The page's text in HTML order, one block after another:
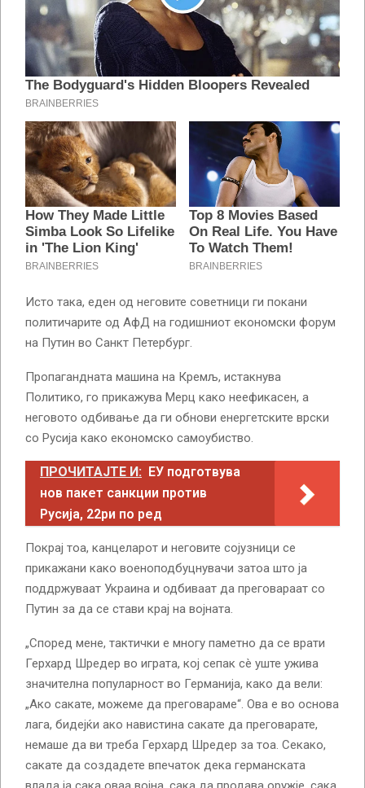
Исто така, еден од неговите советници ги покани
политичарите од АфД на годишниот економски форум
на Путин во Санкт Петербург.
Пропагандната машина на Кремљ, истакнува
Политико, го прикажува Мерц како неефикасен, а
неговото одбивање да ги обнови енергетските врски
со Русија како економско самоубиство.
ПРОЧИТАЈТЕ И:
ЕУ подготвува
нов пакет санкции против
Русија, 22ри по ред
Покрај тоа, канцеларот и неговите сојузници се
прикажани како военоподбуцнувачи затоа што ја
поддржуваат Украина и одбиваат да преговараат со
Путин за да се стави крај на војната.
„Според мене, тактички е многу паметно да се врати
Герхард Шредер во играта, кој сепак сè уште ужива
значителна популарност во Германија, како да вели:
„Ако сакате, можеме да преговараме“. Ова е во основа
лага, бидејќи ако навистина сакате да преговарате,
немаше да ви треба Герхард Шредер за тоа. Секако,
сакате да создадете впечаток дека германската